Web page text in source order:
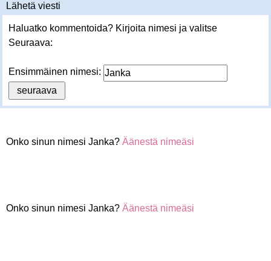
Lähetä viesti
Haluatko kommentoida? Kirjoita nimesi ja valitse
Seuraava:
Ensimmäinen nimesi:
Onko sinun nimesi Janka? Äänestä nimeäsi
Onko sinun nimesi Janka? Äänestä nimeäsi